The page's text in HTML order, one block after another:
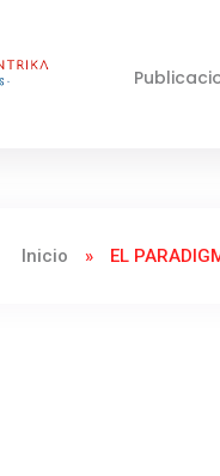
Inicio » EL